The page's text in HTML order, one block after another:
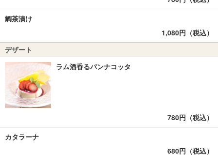
鯛茶漬け
1,080円（税込）
デザート
ラム酒香るパンナコッタ
780円（税込）
カタラーナ
680円（税込）